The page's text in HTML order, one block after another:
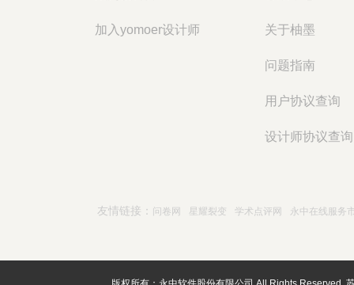
加入yomoer设计师 关于柚墨
问题指南
用户协议查询
设计师协议查询
友情链接： 问卷网 星耀裂变 学术点评网 永中在线服务